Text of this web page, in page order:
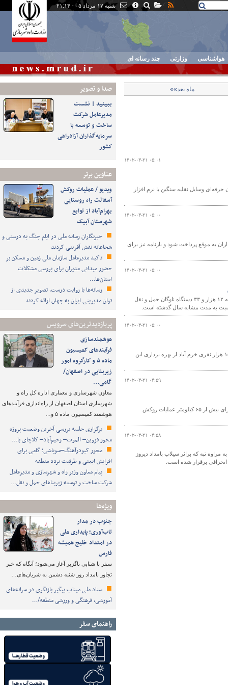
شنبه ۱۷ مرداد ۰۵ - ۲۱:۱۴
هواشناسی وزارتی چند رسانه ای
صدا و تصوير
ببینید | نشست
مدیرعامل شرکت
ساخت و توسعه با
سرمایه‌گذاران آزادراهی
کشور
عناوین برتر
ویدیو / عملیات روکش
آسفالت راه روستایی
بهرام‌آباد از توابع
شهرستان آبیک
خبرنگاران رسانه ملی در ایام جنگ به درستی و
شجاعانه نقش آفرینی کردند
تاکید مدیرعامل سازمان ملی زمین و مسکن بر
حضور میدانی مدیران برای بررسی مشکلات
استان‌ها…
رسانه‌ها با روایت درست، تصویر جدیدی از
توان مدیریتی ایران به جهان ارائه کردند
پربازدیدترین‌های سرویس
هوشمندسازی
فرآیندهای کمیسیون
ماده ۵ و کارگروه امور
زیربنایی در اصفهان/
گامی…
معاون شهرسازی و معماری اداره کل راه و
شهرسازی استان اصفهان از راه‌اندازی فرآیندهای
هوشمند کمیسیون ماده ۵ و…
برگزاری جلسه بررسی آخرین وضعیت پروژه
محور قزوین– الموت– رحیم‌آباد– کلاچای با…
محور کبودرآهنگ–سوباشی؛ گامی برای
افزایش ایمنی و ظرفیت تردد منطقه
پیام معاون وزیر راه و شهرسازی و مدیرعامل
شرکت ساخت و توسعه زیربناهای حمل و نقل…
ویژه‌ها
جنوب در مدار
تاب‌آوری؛ پایداری ملی
در امتداد خلیج همیشه
فارس
سفر با شتابی ناگزیر آغاز می‌شود؛ آنگاه که خبر
تجاوز بامداد روز شنبه دشمن به شریان‌های…
ستاد ملی میناب پیگیر بازنگری در سرانه‌های
آموزشی، فرهنگی و ورزشی منطقه/…
راهنمای سفر
ماه بعد»»
۱۴۰۲-۰۳-۲۱ ۰۵:۰۱
وسایل نقلیه سنگین با نرم افزار
۱۴۰۲-۰۳-۲۱ ۰۵:۰۰
به موقع پرداخت شود و بارنامه نیز برای
۱۴۰۲-۰۳-۲۱ ۰۵:۰۰
معاون حمل و نقل اداره کل راهداری و حمل و نقل جاده ای سیستان و بلوچستان از مراجعه ۱۲ هزار و ۳۳ دستگاه ناوگان حمل و نقل
۱۴۰۲-۰۳-۲۱ ۰۵:۰۰
شاکرمی سرپرست اداره کل راه و شهرسازی استان لرستان در بازدید از پروژه ورزشگاه ۱۵ هزار نفری خرم آباد از بهره برداری این
۱۴۰۲-۰۳-۲۱ ۰۴:۵۹
رئیس اداره نگهداری راههای اداره کل راهداری و حمل ونقل جاده ای استان اصفهان از اجرای بیش از ۶۵ کیلومتر عملیات روکش
۱۴۰۲-۰۳-۲۱ ۰۴:۵۸
تپه که براثر سیلاب بامداد دیروز